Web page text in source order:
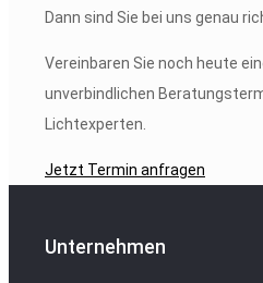
Dann sind Sie bei uns genau
Vereinbaren Sie noch heute
unverbindlichen
Lichtexperten.
Jetzt Termin anfragen
Unternehmen